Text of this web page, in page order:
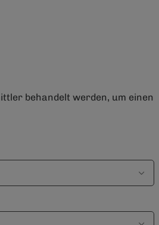
behandelt werden, um einen